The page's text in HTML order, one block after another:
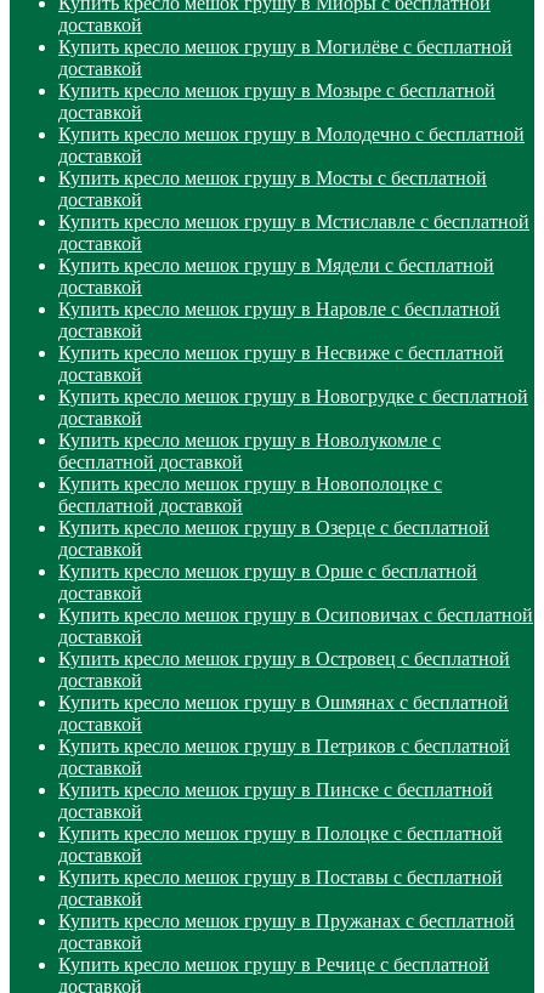
доставкой
Купить кресло мешок грушу в Могилёве с бесплатной
доставкой
Купить кресло мешок грушу в Мозыре с бесплатной
доставкой
Купить кресло мешок грушу в Молодечно с бесплатной
доставкой
Купить кресло мешок грушу в Мосты с бесплатной
доставкой
Купить кресло мешок грушу в Мстиславле с бесплатной
доставкой
Купить кресло мешок грушу в Мядели с бесплатной
доставкой
Купить кресло мешок грушу в Наровле с бесплатной
доставкой
Купить кресло мешок грушу в Несвиже с бесплатной
доставкой
Купить кресло мешок грушу в Новогрудке с бесплатной
доставкой
Купить кресло мешок грушу в Новолукомле с
бесплатной доставкой
Купить кресло мешок грушу в Новополоцке с
бесплатной доставкой
Купить кресло мешок грушу в Озерце с бесплатной
доставкой
Купить кресло мешок грушу в Орше с бесплатной
доставкой
Купить кресло мешок грушу в Осиповичах с бесплатной
доставкой
Купить кресло мешок грушу в Островец с бесплатной
доставкой
Купить кресло мешок грушу в Ошмянах с бесплатной
доставкой
Купить кресло мешок грушу в Петриков с бесплатной
доставкой
Купить кресло мешок грушу в Пинске с бесплатной
доставкой
Купить кресло мешок грушу в Полоцке с бесплатной
доставкой
Купить кресло мешок грушу в Поставы с бесплатной
доставкой
Купить кресло мешок грушу в Пружанах с бесплатной
доставкой
Купить кресло мешок грушу в Речице с бесплатной
доставкой